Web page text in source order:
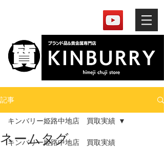
記事
キンバリー姫路中地店 買取実績
キンバリー姫路中地店 買取実績
ネームタグ